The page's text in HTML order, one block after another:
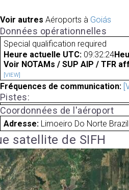
Voir autres Aéroports à Goiás
Données opérationnelles
Special qualification required
Heure actuelle UTC: 09:32:24
Voir NOTAMs / SUP AIP / TFR
[VIEW]
Fréquences de communication:
Pistes:
Coordonnées de l'aéroport
Adresse: Limoeiro Do Norte Brazil
satellite de SIFH